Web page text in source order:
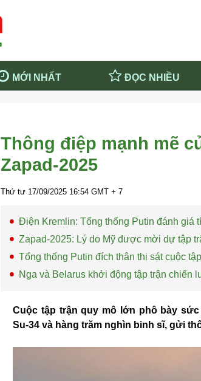
MỚI NHẤT ĐỌC NHIỀU
Thông tin nước Nga
Khám phá nước Nga
Thông điệp mạnh mẽ
Zapad-2025
Thứ tư 17/09/2025 16:54 GMT + 7
Điện Kremlin: Tổng thống Putin đánh giá
Zapad-2025: Lý do Mỹ được mời dự tập
Tổng thống Putin đích thân thị sát cuộc
Nga và Belarus khởi động tập trận chiến
Cuộc tập trận quy mô lớn phô bày
Su-34 và hàng trăm nghìn binh sĩ, gửi